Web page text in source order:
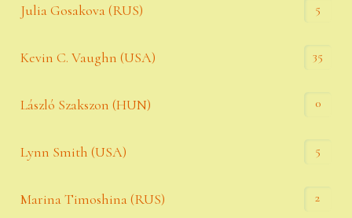
Julia Gosakova (RUS) 5
Kevin C. Vaughn (USA) 35
László Szakszon (HUN) 0
Lynn Smith (USA) 5
Marina Timoshina (RUS) 2